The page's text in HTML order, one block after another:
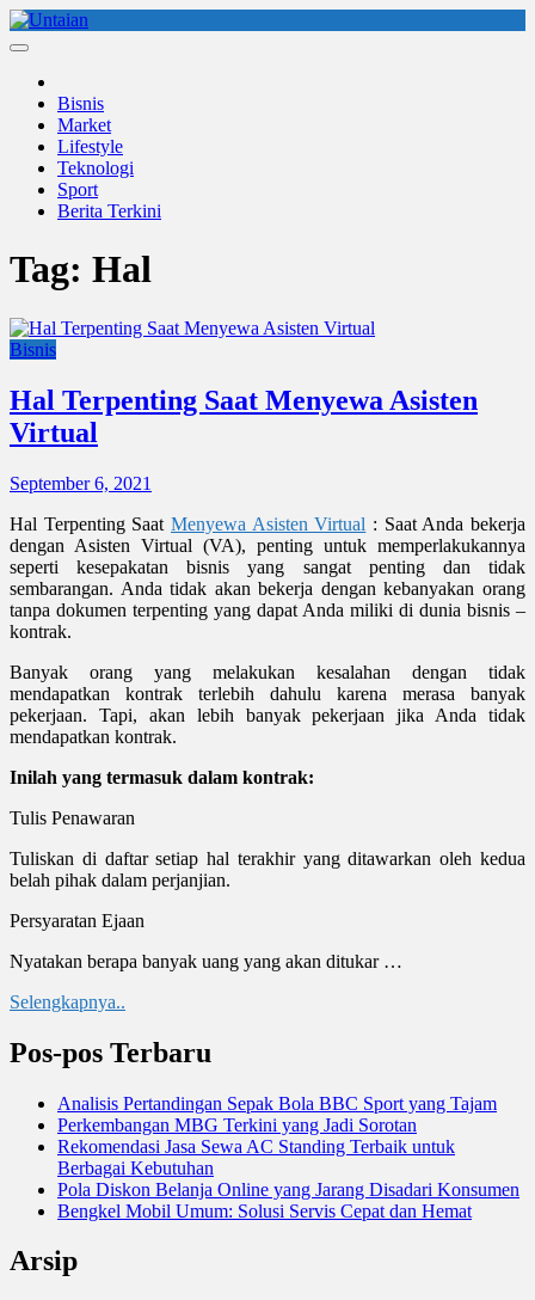
Skip
to
Bisnis
Market
Lifestyle
Teknologi
Sport
Berita Terkini
Tag: Hal
Bisnis
Hal Terpenting Saat Menyewa Asisten
Virtual
September 6, 2021
Hal Terpenting Saat Menyewa Asisten Virtual : Saat Anda bekerja
dengan Asisten Virtual (VA), penting untuk memperlakukannya
seperti kesepakatan bisnis yang sangat penting dan tidak
sembarangan. Anda tidak akan bekerja dengan kebanyakan orang
tanpa dokumen terpenting yang dapat Anda miliki di dunia bisnis –
kontrak.
Banyak orang yang melakukan kesalahan dengan tidak
mendapatkan kontrak terlebih dahulu karena merasa banyak
pekerjaan. Tapi, akan lebih banyak pekerjaan jika Anda tidak
mendapatkan kontrak.
Inilah yang termasuk dalam kontrak:
Tulis Penawaran
Tuliskan di daftar setiap hal terakhir yang ditawarkan oleh kedua
belah pihak dalam perjanjian.
Persyaratan Ejaan
Nyatakan berapa banyak uang yang akan ditukar …
Selengkapnya..
Pos-pos Terbaru
Analisis Pertandingan Sepak Bola BBC Sport yang Tajam
Perkembangan MBG Terkini yang Jadi Sorotan
Rekomendasi Jasa Sewa AC Standing Terbaik untuk
Berbagai Kebutuhan
Pola Diskon Belanja Online yang Jarang Disadari Konsumen
Bengkel Mobil Umum: Solusi Servis Cepat dan Hemat
Arsip